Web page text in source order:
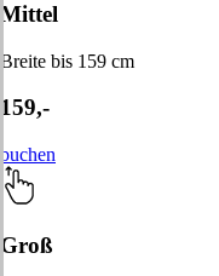
Mittel
Breite bis 159 cm
159,-
buchen
Groß